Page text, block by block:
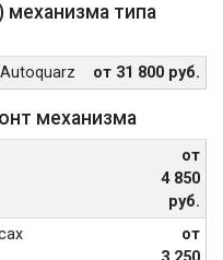
типа
от 31 800 руб.
механизма
от
4 850
руб.
от